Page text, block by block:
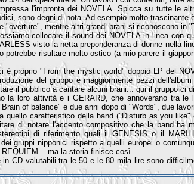
l'impronta dei NOVELA. Spicca su tutte le
sono degni di nota. Ad esempio molto
mentre altri grandi brani si riconoscono
collocare il sound dei NOVELA in linea con
visto la netta preponderanza di donne nella
potrebbe risultare molto ostico (a mio parere il
proprio "From the mystic world" doppio LP dei
del gruppo e maggiormente pezzi
il pubblico a cantare alcuni brani... qui il gruppo ci
la loro attività e i GERARD, che annoverano tra
of balance" e due anni dopo di "Words", due
quello caratteristico della band ("Disturb as you
di notare l'accento compositivo che la band
di riferimento quali il GENESIS o il
gruppi nipponici rispetto a quelli europei o
ma la storia finisce così...
CD valutabili tra le 50 e le 80 mila lire sono